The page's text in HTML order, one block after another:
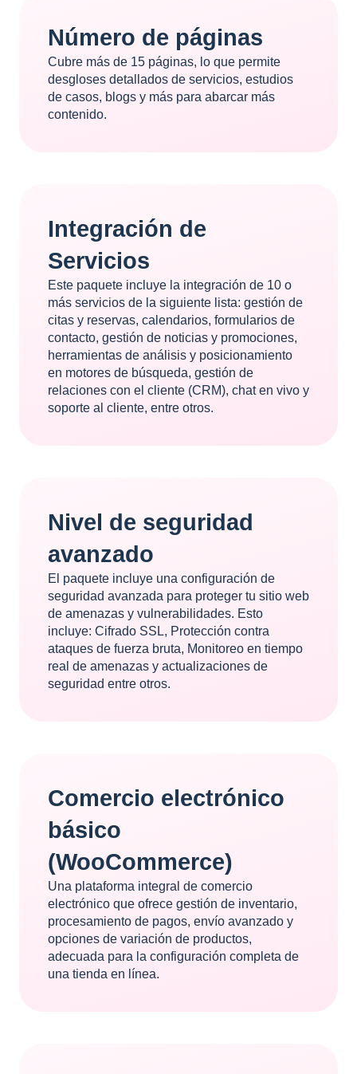
Número de páginas
Cubre más de 15 páginas, lo que permite
desgloses detallados de servicios, estudios
de casos, blogs y más para abarcar más
contenido.
Integración de
Servicios
Este paquete incluye la integración de 10 o
más servicios de la siguiente lista: gestión de
citas y reservas, calendarios, formularios de
contacto, gestión de noticias y promociones,
herramientas de análisis y posicionamiento
en motores de búsqueda, gestión de
relaciones con el cliente (CRM), chat en vivo y
soporte al cliente, entre otros.
Nivel de seguridad
avanzado
El paquete incluye una configuración de
seguridad avanzada para proteger tu sitio web
de amenazas y vulnerabilidades. Esto
incluye: Cifrado SSL, Protección contra
ataques de fuerza bruta, Monitoreo en tiempo
real de amenazas y actualizaciones de
seguridad entre otros.
Comercio electrónico
básico
(WooCommerce)
Una plataforma integral de comercio
electrónico que ofrece gestión de inventario,
procesamiento de pagos, envío avanzado y
opciones de variación de productos,
adecuada para la configuración completa de
una tienda en línea.